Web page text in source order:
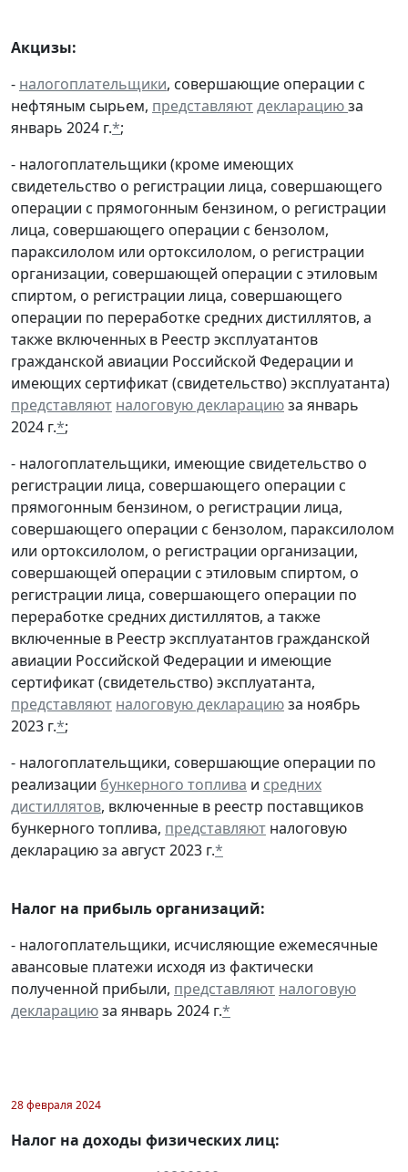
Акцизы:
- налогоплательщики, совершающие операции с
нефтяным сырьем, представляютдекларациюза
январь 2024 г.*;
- налогоплательщики (кроме имеющих
свидетельство о регистрации лица, совершающего
операции с прямогонным бензином, о регистрации
лица, совершающего операции с бензолом,
параксилолом или ортоксилолом, о регистрации
организации, совершающей операции с этиловым
спиртом, о регистрации лица, совершающего
операции по переработке средних дистиллятов, а
также включенных в Реестр эксплуатантов
гражданской авиации Российской Федерации и
имеющих сертификат (свидетельство) эксплуатанта)
представляют налоговую декларациюза январь
2024 г.*;
- налогоплательщики, имеющие свидетельство о
регистрации лица, совершающего операции с
прямогонным бензином, о регистрации лица,
совершающего операции с бензолом, параксилолом
или ортоксилолом, о регистрации организации,
совершающей операции с этиловым спиртом, о
регистрации лица, совершающего операции по
переработке средних дистиллятов, а также
включенные в Реестр эксплуатантов гражданской
авиации Российской Федерации и имеющие
сертификат (свидетельство) эксплуатанта,
представляют налоговую декларациюза ноябрь
2023 г.*;
- налогоплательщики, совершающие операции по
реализации бункерного топлива и средних
дистиллятов, включенные в реестр поставщиков
бункерного топлива, представляют налоговую
декларацию за август 2023 г.*
Налог на прибыль организаций:
- налогоплательщики, исчисляющие ежемесячные
авансовые платежи исходя из фактически
полученной прибыли, представляют налоговую
декларациюза январь 2024 г.*
28 февраля 2024
Налог на доходы физических лиц: